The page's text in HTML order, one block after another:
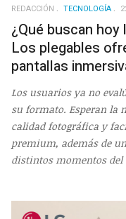
REDACCIÓN TECNOLOGÍA
¿Qué buscan
Los plegables
pantallas
Los usuarios ya no
su formato. Esperan la
calidad fotográfica y
premium, además de
distintos momentos del